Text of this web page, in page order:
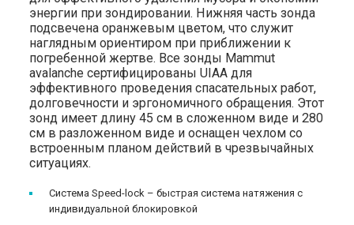
энергии при зондировании. Нижняя часть зонда
подсвечена оранжевым цветом, что служит
наглядным ориентиром при приближении к
погребенной жертве. Все зонды Mammut
avalanche сертифицированы UIAA для
эффективного проведения спасательных работ,
долговечности и эргономичного обращения. Этот
зонд имеет длину 45 см в сложенном виде и 280
см в разложенном виде и оснащен чехлом со
встроенным планом действий в чрезвычайных
ситуациях.
Система Speed-lock – быстрая система натяжения с
индивидуальной блокировкой